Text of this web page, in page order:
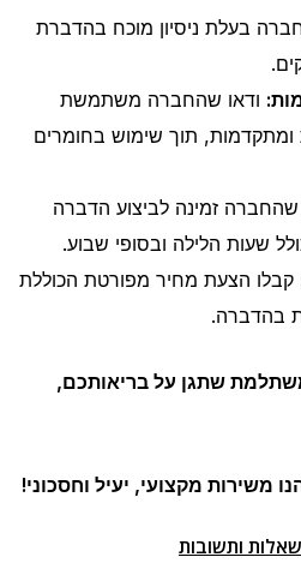
בעלת ניסיון מוכח בהדברת
ודאו שהחברה משתמשת
ומתקדמות, תוך שימוש בחומרים
שהחברה זמינה לביצוע הדברה
שעות הלילה ובסופי שבוע.
קבלו הצעת מחיר מפורטת הכוללת
בהדברה.
שתגן על בריאותכם,
משירות מקצועי, יעיל וחסכוני!
ותשובות